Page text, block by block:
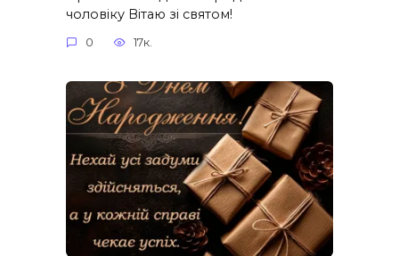
чоловіку Вітаю зі святом!
0 17к.